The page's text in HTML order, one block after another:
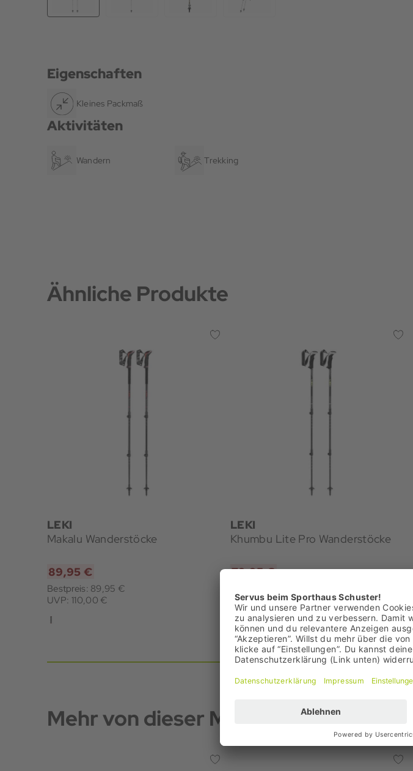
Eigenschaften
Kleines Packmaß
Aktivitäten
Wandern Trekking
Ähnliche Produkte
LEKI
Makalu Wanderstöcke
89,95 €
Bestpreis: 89,95 €
UVP: 110,00 €
LEKI
Khumbu Lite Pro Wanderstöcke
79,95 €
UVP: 100,00 €
Mehr von dieser Marke